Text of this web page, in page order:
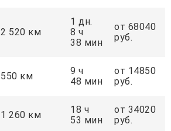
2 520 км
1 дн.
8 ч
38 мин
от 68040
руб.
550 км
9 ч
48 мин
от 14850
руб.
1 260 км
18 ч
53 мин
от 34020
руб.